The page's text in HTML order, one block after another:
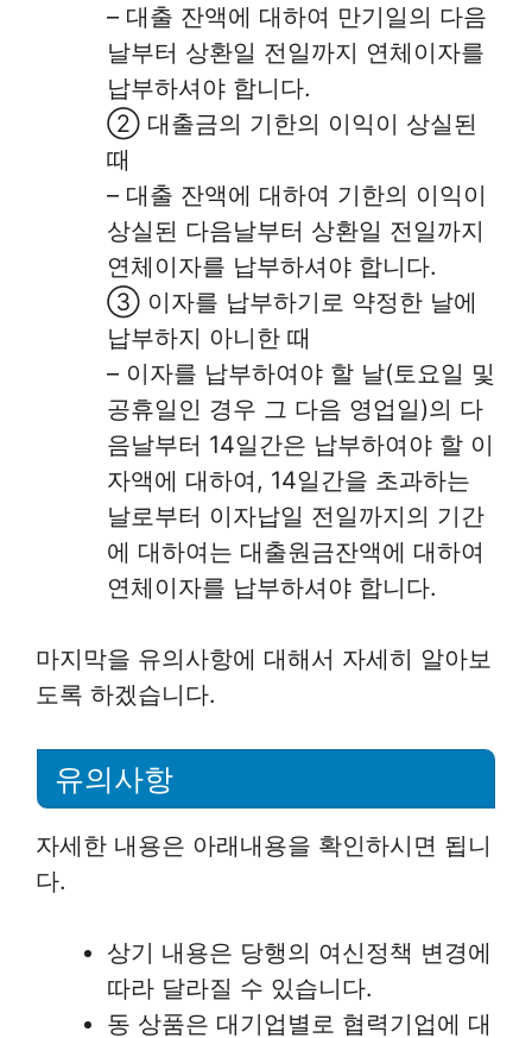
– 대출 잔액에 대하여 만기일의 다음
날부터 상환일 전일까지 연체이자를
납부하셔야 합니다.
② 대출금의 기한의 이익이 상실된
때
– 대출 잔액에 대하여 기한의 이익이
상실된 다음날부터 상환일 전일까지
연체이자를 납부하셔야 합니다.
③ 이자를 납부하기로 약정한 날에
납부하지 아니한 때
– 이자를 납부하여야 할 날(토요일 및
공휴일인 경우 그 다음 영업일)의 다
음날부터 14일간은 납부하여야 할 이
자액에 대하여, 14일간을 초과하는
날로부터 이자납일 전일까지의 기간
에 대하여는 대출원금잔액에 대하여
연체이자를 납부하셔야 합니다.
마지막을 유의사항에 대해서 자세히 알아보
도록 하겠습니다.
유의사항
자세한 내용은 아래내용을 확인하시면 됩니
다.
상기 내용은 당행의 여신정책 변경에
따라 달라질 수 있습니다.
동 상품은 대기업별로 협력기업에 대